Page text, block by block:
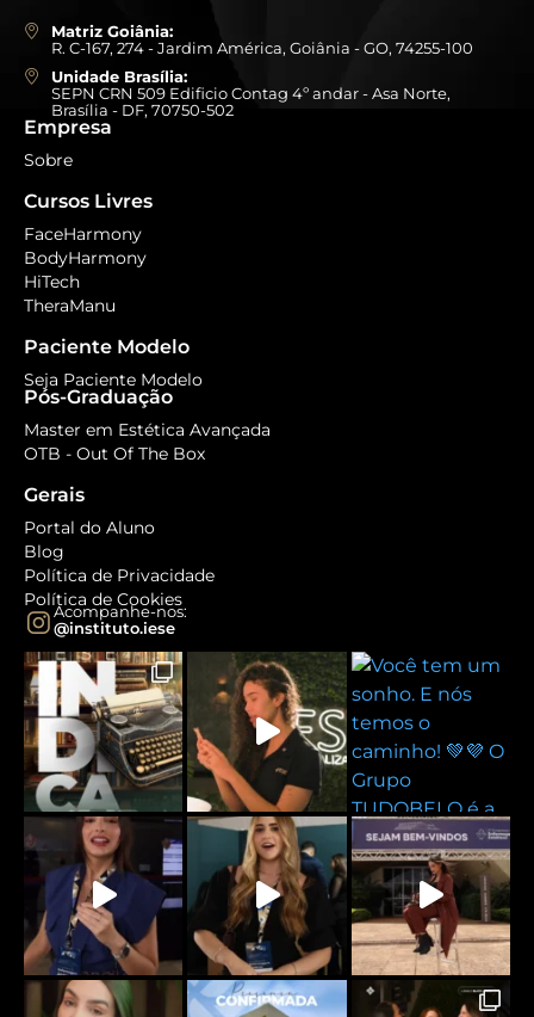
Matriz Goiânia:
R. C-167, 274 - Jardim América, Goiânia - GO, 74255-100
Unidade Brasília:
SEPN CRN 509 Edificio Contag 4º andar - Asa Norte,
Brasília - DF, 70750-502
Empresa
Sobre
Cursos Livres
FaceHarmony
BodyHarmony
HiTech
TheraManu
Paciente Modelo
Seja Paciente Modelo
Pós-Graduação
Master em Estética Avançada
OTB - Out Of The Box
Gerais
Portal do Aluno
Blog
Política de Privacidade
Política de Cookies
Acompanhe-nos:
@instituto.iese